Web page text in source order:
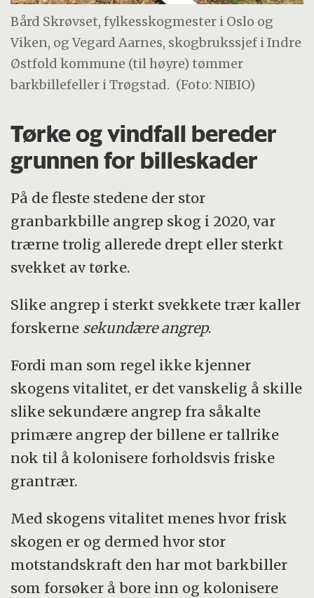
Bård Skrøvset, fylkesskogmester i Oslo og
Viken, og Vegard Aarnes, skogbrukssjef i Indre
Østfold kommune (til høyre) tømmer
barkbillefeller i Trøgstad. (Foto: NIBIO)
Tørke og vindfall bereder
grunnen for billeskader
På de fleste stedene der stor
granbarkbille angrep skog i 2020, var
trærne trolig allerede drept eller sterkt
svekket av tørke.
Slike angrep i sterkt svekkete trær kaller
forskerne sekundære angrep.
Fordi man som regel ikke kjenner
skogens vitalitet, er det vanskelig å skille
slike sekundære angrep fra såkalte
primære angrep der billene er tallrike
nok til å kolonisere forholdsvis friske
grantrær.
Med skogens vitalitet menes hvor frisk
skogen er og dermed hvor stor
motstandskraft den har mot barkbiller
som forsøker å bore inn og kolonisere